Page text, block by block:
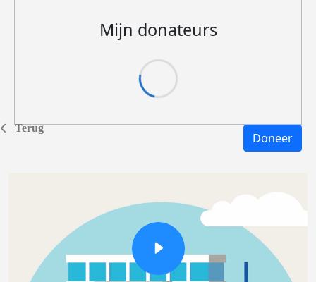
Terug
Mijn donateurs
Doneer